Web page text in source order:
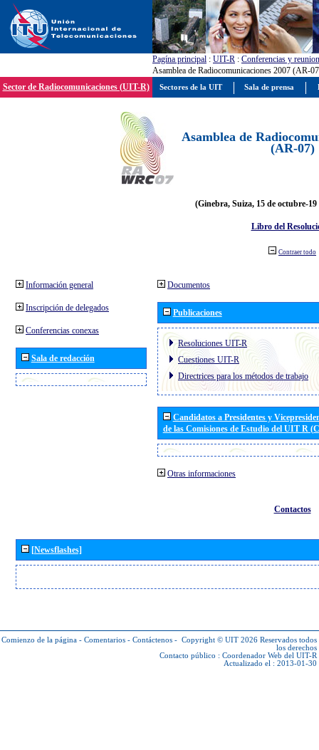
Pagína principal : UIT-R : Conferencias y
Asamblea de Radiocomunicaciones 2007 (AR-
Sector de Radiocomunicaciones (UIT-R)
Asamblea de
(AR-07)
(Ginebra, Suiza, 15 de octubre-19
Libro del
Contraer todo
Información general
Inscripción de delegados
Conferencias conexas
Sala de redacción
Documentos
Publicaciones
Resoluciones UIT-R
Cuestiones UIT-R
Directrices para los métodos de trabajo
Candidatos a Presidentes y
de las Comisiones de Estudio del UIT R
Otras informaciones
Contactos
[Newsflashes]
Comienzo de la página - Comentarios - Contáctenos - Copyright © UIT 2026 Reservados todos
los derechos
Contacto público : Coordenador Web del UIT-R
Actualizado el : 2013-01-30
Sectores de la UIT Sala de prensa